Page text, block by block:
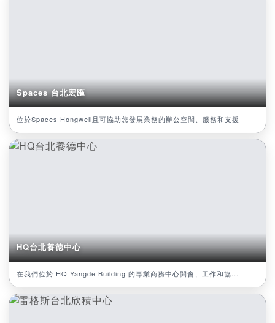
Spaces 台北宏匯
位於Spaces Hongwell且可協助您發展業務的辦公空間、服務和支援
HQ台北養德中心
在我們位於 HQ Yangde Building 的專業商務中心開會、工作和協...